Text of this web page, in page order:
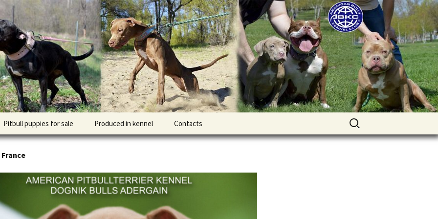
BULLS Europe. ADBA registered. APBT puppies for sale. Worldwide shipping
булли
Pitbull puppies for sale Produced in kennel Contacts
Найти: